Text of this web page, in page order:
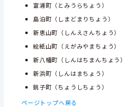
富浦町（とみうらちょう）
島泊町（しまどまりちょう）
新恵山町（しんえさんちょう）
絵紙山町（えがみやまちょう）
新八幡町（しんはちまんちょう）
新浜町（しんはまちょう）
銚子町（ちょうしちょう）
ページトップへ戻る